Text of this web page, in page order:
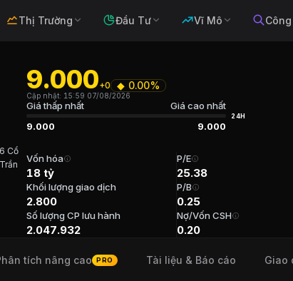
Thị Trường Đầu Tư Vĩ Mô
Thạch
nghiệp, Hàng hóa và dịch vụ công nghiệp
Đức Tuổi 46 Cổ phần 568,488 (27.76%)
Cổ
9.000+0 ◆ 0.00%
Cập nhật: 15:59 07/08/2026
Giá thấp nhất
Giá cao nhất
9.000
9.000
24H
Vốn hóa
18 tỷ
Khối lượng giao dịch
2.800
Số lượng CP lưu hành
2.047.932
P/E
25.38
P/B
0.25
Nợ/Vốn CSH
0.20
tích nâng cao PRO Tài liệu & Báo cáo Giao